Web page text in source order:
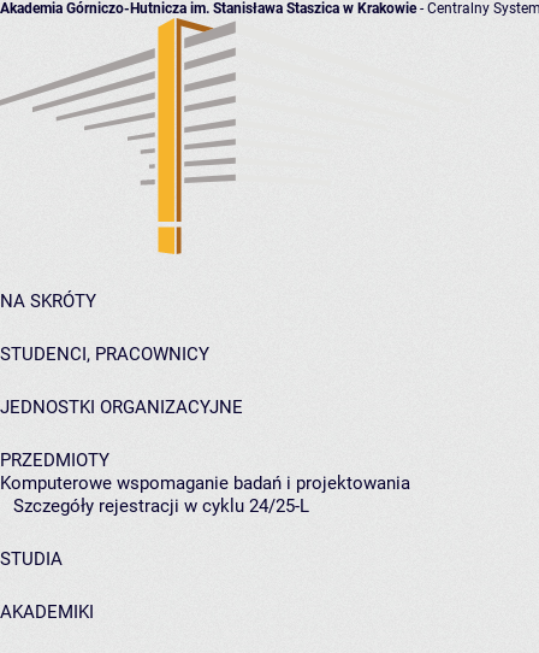
Akademia Górniczo-Hutnicza im. Stanisława Staszica w Krakowie- Centralny
NA SKRÓTY
STUDENCI, PRACOWNICY
JEDNOSTKI ORGANIZACYJNE
PRZEDMIOTY
Komputerowe wspomaganie badań i projektowania
Szczegóły rejestracji w cyklu 24/25-L
STUDIA
AKADEMIKI